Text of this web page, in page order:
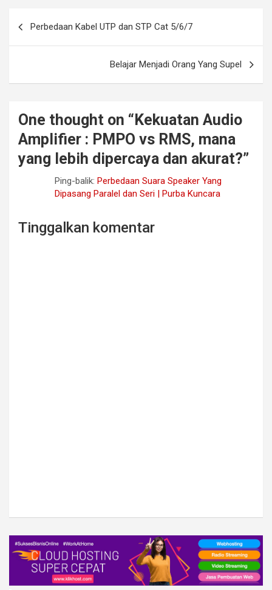
o
Perbedaan Kabel UTP dan STP Cat 5/6/7
Belajar Menjadi Orang Yang Supel
One thought on “ Kekuatan Audio
Amplifier : PMPO vs RMS, mana
yang lebih dipercaya dan akurat?”
Ping-balik: Perbedaan Suara Speaker Yang
Dipasang Paralel dan Seri | Purba Kuncara
Tinggalkan komentar